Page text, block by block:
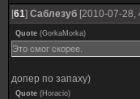
[61] Саблезуб [2010-07-28,
Quote (GorkaMorka)
Это смог скорее.
допер по запаху)
Quote (Horacio)